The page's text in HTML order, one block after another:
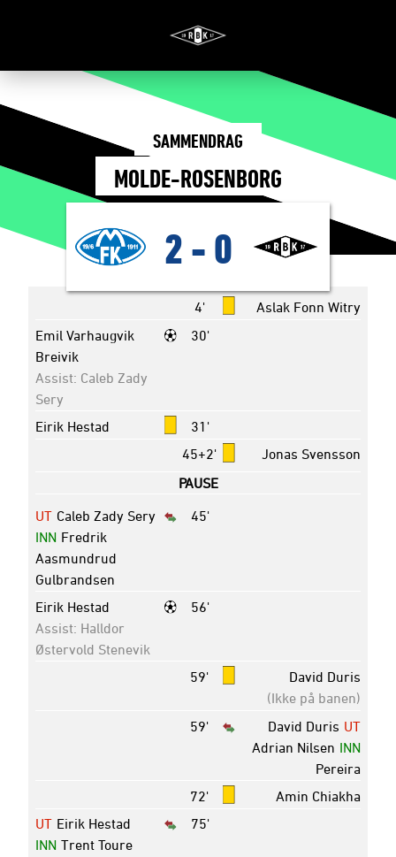
SAMMENDRAG
MOLDE-ROSENBORG
2 - 0
4'
Aslak Fonn Witry
30'
Emil Varhaugvik
Breivik
Assist: Caleb Zady
Sery
31'
Eirik Hestad
45+2'
Jonas Svensson
PAUSE
45'
UT Caleb Zady Sery
INN Fredrik
Aasmundrud
Gulbrandsen
56'
Eirik Hestad
Assist: Halldor
Østervold Stenevik
59'
David Duris
(Ikke på banen)
59'
UT
David Duris
INN
Adrian Nilsen
Pereira
72'
Amin Chiakha
75'
UT Eirik Hestad
INN Trent Toure